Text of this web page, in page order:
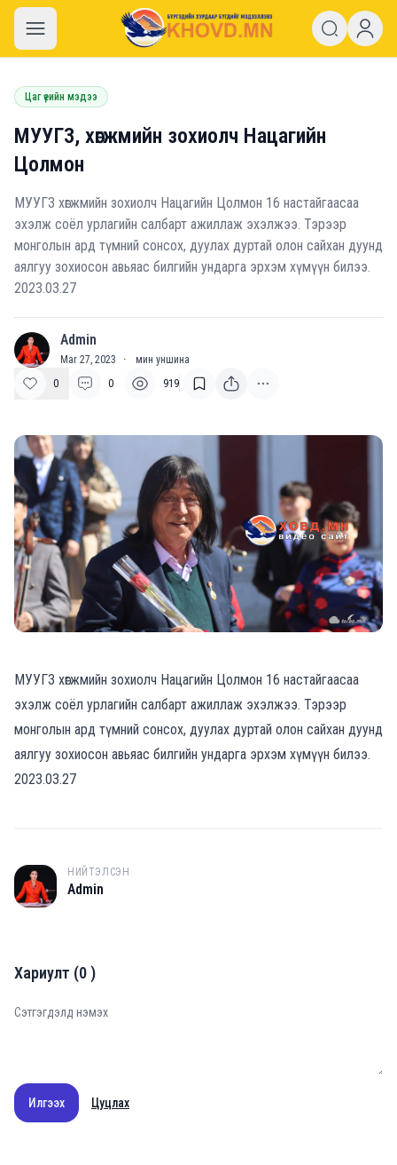
khovd.mn
Цаг үеийн мэдээ
МУУГЗ, хөгжмийн зохиолч Нацагийн
Цолмон
МУУГЗ хөгжмийн зохиолч Нацагийн Цолмон 16 настайгаасаа
эхэлж соёл урлагийн салбарт ажиллаж эхэлжээ. Тэрээр
монголын ард түмний сонсох, дуулах дуртай олон сайхан дуунд
аялгуу зохиосон авьяас билгийн ундарга эрхэм хүмүүн билээ.
2023.03.27
A Admin
Mar 27, 2023 ·
мин уншина
0
0 919
МУУГЗ хөгжмийн зохиолч Нацагийн Цолмон 16 настайгаасаа
эхэлж соёл урлагийн салбарт ажиллаж эхэлжээ. Тэрээр
монголын ард түмний сонсох, дуулах дуртай олон сайхан дуунд
аялгуу зохиосон авьяас билгийн ундарга эрхэм хүмүүн билээ.
2023.03.27
A
НИЙТЭЛСЭН
Admin
Хариулт (0)
Илгээх Цуцлах